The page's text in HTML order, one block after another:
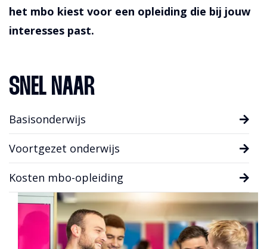
het mbo kiest voor een opleiding die bij jouw
interesses past.
SNEL NAAR
Basisonderwijs
Voortgezet onderwijs
Kosten mbo-opleiding